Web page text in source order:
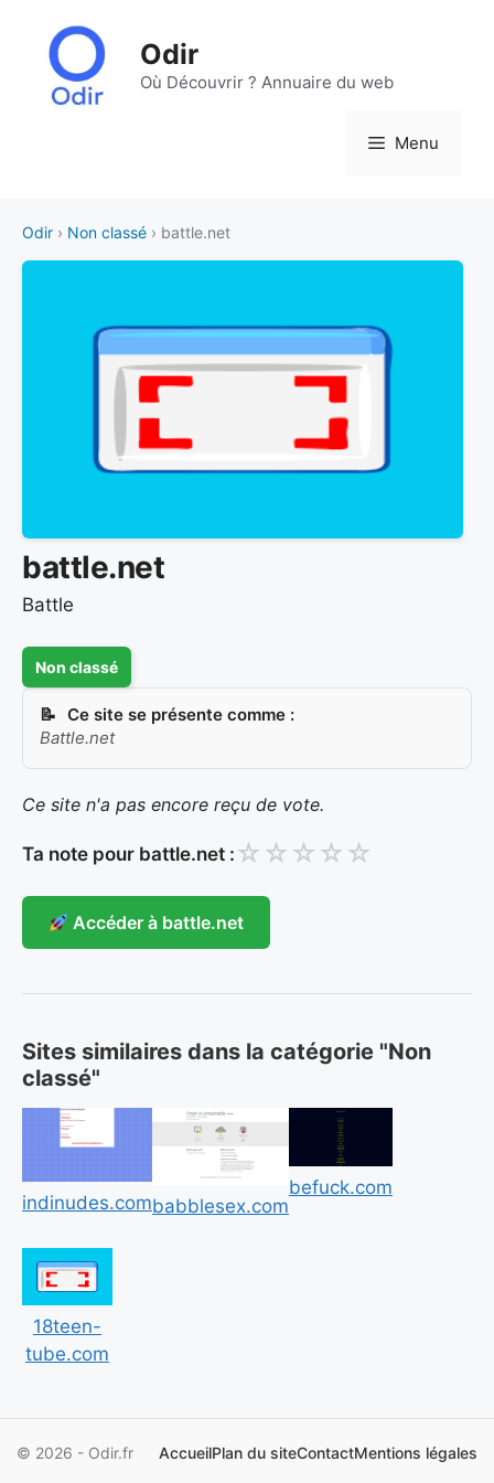
contenu
Odir
Où Découvrir ? Annuaire du web
Menu
Odir › Non classé › battle.net
battle.net
Battle
Non classé
Ce site se présente comme :
Battle.net
Ce site n'a pas encore reçu de vote.
Ta note pour battle.net : ☆ ☆ ☆ ☆ ☆
Accéder à battle.net
Sites similaires dans la catégorie "Non
classé"
indinudes.combabblesex.com
befuck.com
18teen-
tube.com
© 2026 - Odir.fr AccueilPlan du siteContactMentions légales